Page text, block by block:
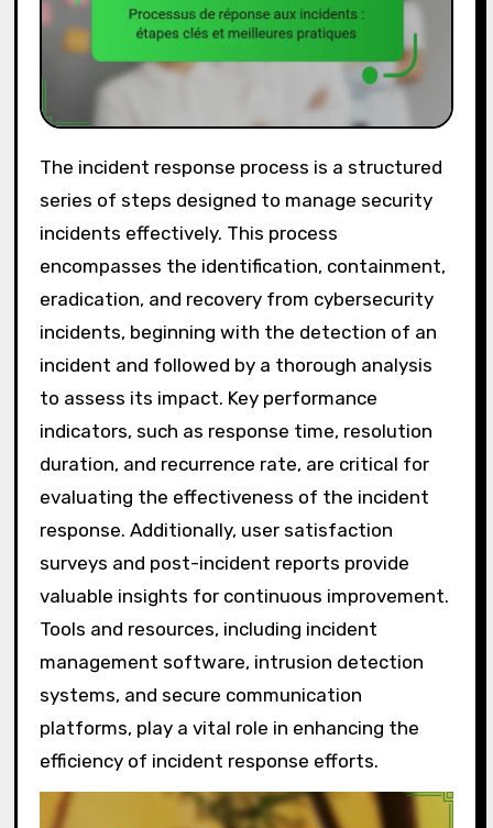
The incident response process is a structured
series of steps designed to manage security
incidents effectively. This process
encompasses the identification, containment,
eradication, and recovery from cybersecurity
incidents, beginning with the detection of an
incident and followed by a thorough analysis
to assess its impact. Key performance
indicators, such as response time, resolution
duration, and recurrence rate, are critical for
evaluating the effectiveness of the incident
response. Additionally, user satisfaction
surveys and post-incident reports provide
valuable insights for continuous improvement.
Tools and resources, including incident
management software, intrusion detection
systems, and secure communication
platforms, play a vital role in enhancing the
efficiency of incident response efforts.